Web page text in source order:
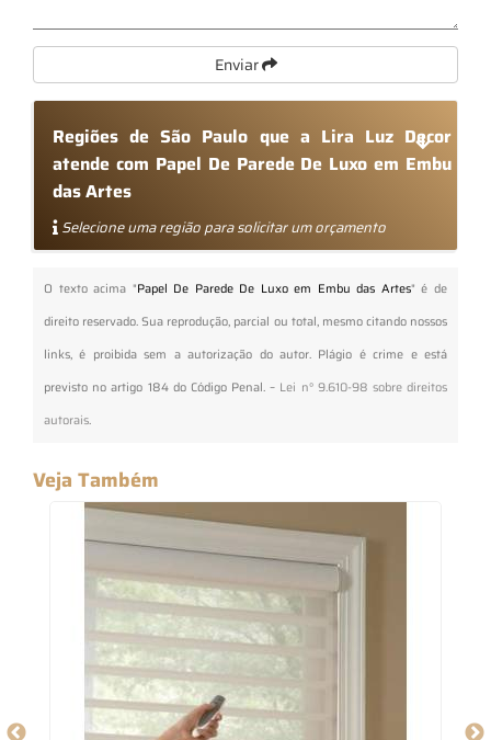
Enviar
Regiões de São Paulo que a Lira Luz Decor
atende com Papel De Parede De Luxo em Embu
das Artes
Selecione uma região para solicitar um orçamento
O texto acima "Papel De Parede De Luxo em Embu das Artes" é de
direito reservado. Sua reprodução, parcial ou total, mesmo citando nossos
links, é proibida sem a autorização do autor. Plágio é crime e está
previsto no artigo 184 do Código Penal. – Lei n° 9.610-98 sobre direitos
autorais.
Veja Também